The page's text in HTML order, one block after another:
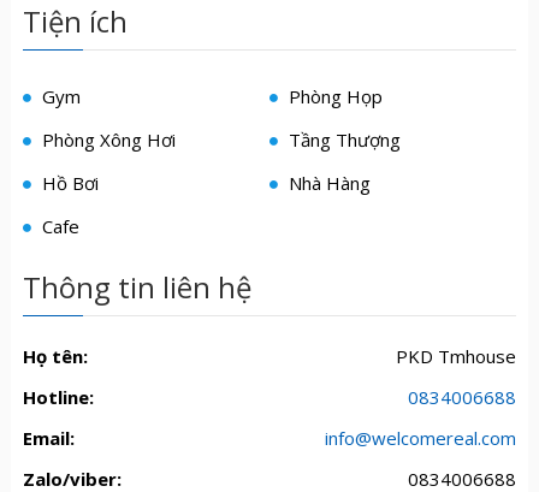
Tiện ích
Gym
Phòng Họp
Phòng Xông Hơi
Tầng Thượng
Hồ Bơi
Nhà Hàng
Cafe
Thông tin liên hệ
Họ tên:
PKD Tmhouse
Hotline:
0834006688
Email:
info@welcomereal.com
Zalo/viber:
0834006688